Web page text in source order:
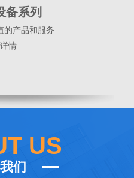
备系列
的产品和服务
情
US
们